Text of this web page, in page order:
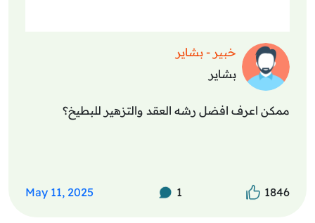
خبير - بشاير
بشاير
ممكن اعرف افضل رشه العقد والتزهير للبطيخ؟
1846
1
May 11, 2025